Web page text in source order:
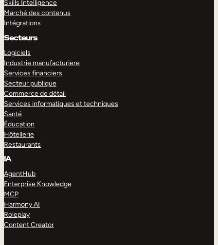
Skills Intelligence
Marché des contenus
Intégrations
Secteurs
Logiciels
Industrie manufacturiere
Services financiers
Secteur publique
Commerce de détail
Services informatiques et techniques
Santé
Éducation
Hôtellerie
Restaurants
IA
AgentHub
Enterprise Knowledge
MCP
Harmony AI
Roleplay
Content Creator